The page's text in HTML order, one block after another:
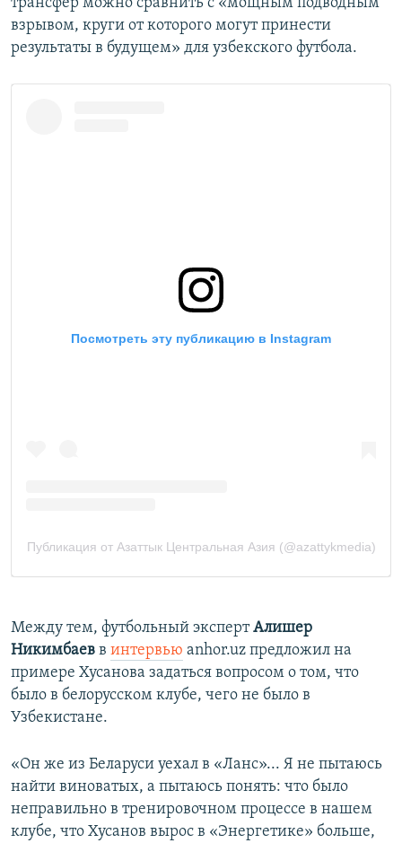
трансфер можно сравнить с «мощным подводным
взрывом, круги от которого могут принести
результаты в будущем» для узбекского футбола.
Между тем, футбольный экспертАлишер
Никимбаев в интервью anhor.uz предложил на
примере Хусанова задаться вопросом о том, что
было в белорусском клубе, чего не было в
Узбекистане.
«Он же из Беларуси уехал в «Ланс»... Я не пытаюсь
найти виноватых, а пытаюсь понять: что было
неправильно в тренировочном процессе в нашем
клубе, что Хусанов вырос в «Энергетике» больше,